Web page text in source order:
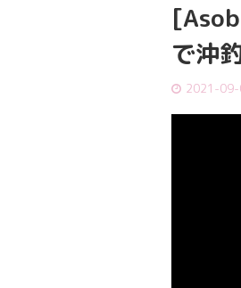
で沖
2021-